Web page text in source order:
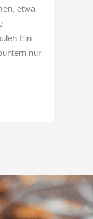
etwa
Ein
nur